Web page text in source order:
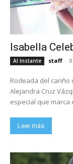
Isabella
Al Instante staff -
Rodeada del
Alejandra Cruz
especial que marca
Leer más